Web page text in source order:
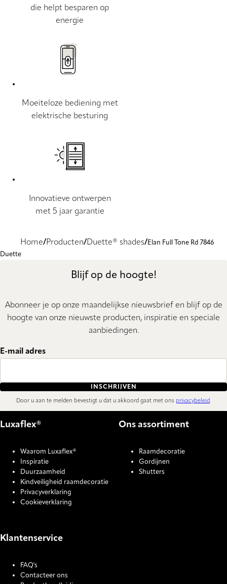
die helpt besparen op
energie
Moeiteloze bediening met
elektrische besturing
Innovatieve ontwerpen
met 5 jaar garantie
Home Producten Duette® shades
Elan Full Tone Rd 7846
Duette
Blijf op de hoogte!
Abonneer je op onze maandelijkse nieuwsbrief en blijf op de
hoogte van onze nieuwste producten, inspiratie en speciale
aanbiedingen.
E-mail adres
INSCHRIJVEN
Door u aan te melden bevestigt u dat u akkoord gaat met ons privacybeleid.
Luxaflex®
Waarom Luxaflex®
Inspiratie
Duurzaamheid
Kindveiligheid raamdecoratie
Privacyverklaring
Cookieverklaring
Ons assortiment
Raamdecoratie
Gordijnen
Shutters
Klantenservice
FAQ's
Contacteer ons